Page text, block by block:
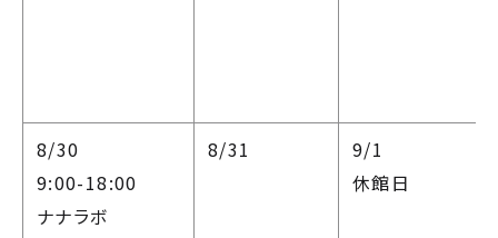
8/30
9:00-18:00
ナナラボ
8/31
9/1
休館日